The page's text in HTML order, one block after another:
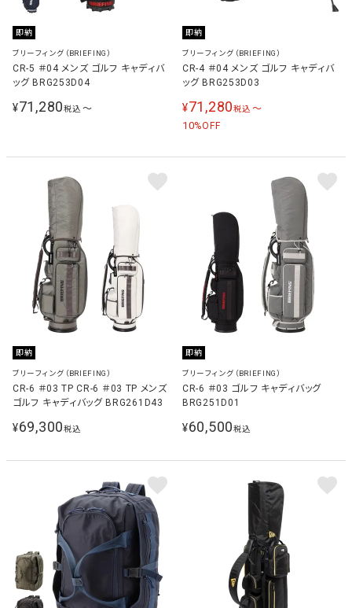
即納
ブリーフィング（BRIEFING）
CR-5 ＃04 メンズ ゴルフ キャディバ
ッグ BRG253D04
¥71,280税込 〜
即納
ブリーフィング（BRIEFING）
CR-4 ＃04 メンズ ゴルフ キャディバ
ッグ BRG253D03
¥71,280税込 〜
10%OFF
即納
ブリーフィング（BRIEFING）
CR-6 ＃03 TP CR-6 ＃03 TP メンズ
ゴルフ キャディバッグ BRG261D43
¥69,300税込
即納
ブリーフィング（BRIEFING）
CR-6 ＃03 ゴルフ キャディバッグ
BRG251D01
¥60,500税込